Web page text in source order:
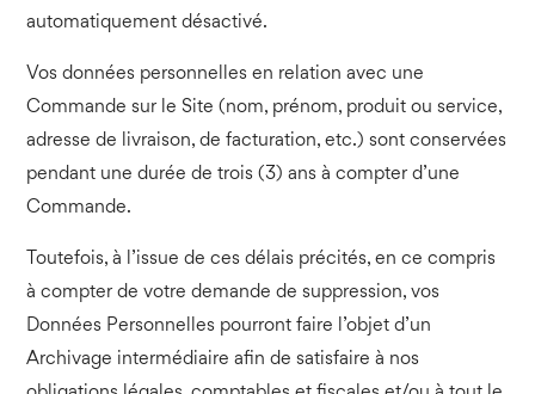
automatiquement désactivé.
Vos données personnelles en relation avec une
Commande sur le Site (nom, prénom, produit ou service,
adresse de livraison, de facturation, etc.) sont conservées
pendant une durée de trois (3) ans à compter d’une
Commande.
Toutefois, à l’issue de ces délais précités, en ce compris
à compter de votre demande de suppression, vos
Données Personnelles pourront faire l’objet d’un
Archivage intermédiaire afin de satisfaire à nos